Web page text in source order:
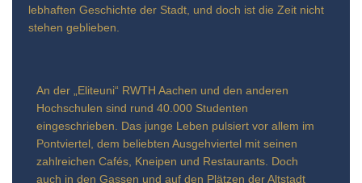
lebhaften Geschichte der Stadt, und doch ist die Zeit nicht
stehen geblieben.
An der „Eliteuni“ RWTH Aachen und den anderen
Hochschulen sind rund 40.000 Studenten
eingeschrieben. Das junge Leben pulsiert vor allem im
Pontviertel, dem beliebten Ausgehviertel mit seinen
zahlreichen Cafés, Kneipen und Restaurants. Doch
auch in den Gassen und auf den Plätzen der Altstadt